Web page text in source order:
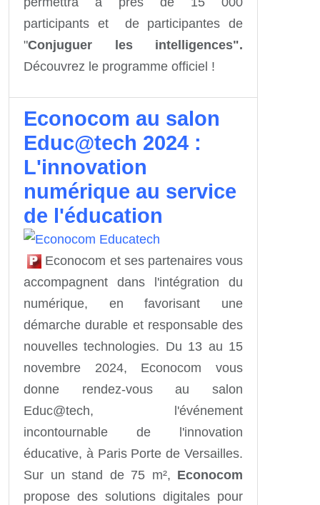
participants et de participantes de
"Conjuguer les intelligences".
Découvrez le programme officiel !
Econocom au salon
Educ@tech 2024 :
L'innovation
numérique au service
de l'éducation
Econocom et ses partenaires vous
accompagnent dans l'intégration du
numérique, en favorisant une
démarche durable et responsable des
nouvelles technologies. Du 13 au 15
novembre 2024, Econocom vous
donne rendez-vous au salon
Educ@tech, l'événement
incontournable de l'innovation
éducative, à Paris Porte de Versailles.
Sur un stand de 75 m², Econocom
propose des solutions digitales pour